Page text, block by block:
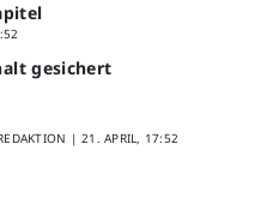
gesichert
|21. APRIL, 17:52